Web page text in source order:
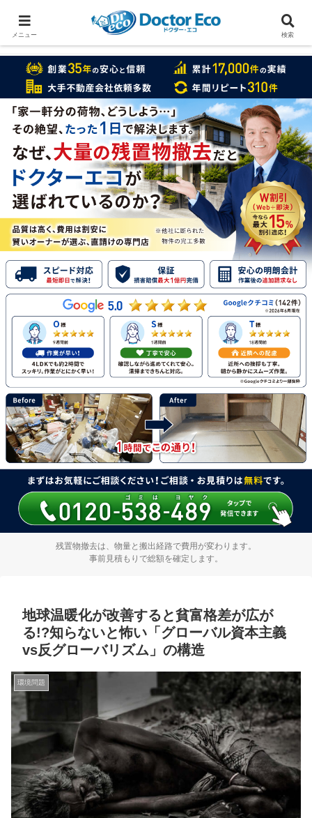
家をまるごと片付けたいなら
実績数１万7000件のドクターエコ
残置物撤去は、物量と搬出経路で費用が変わります。
事前見積もりで総額を確定します。
地球温暖化が改善すると貧富格差が広が
る!?知らないと怖い「グローバル資本主義
vs反グローバリズム」の構造
環境問題
メニュー 検索